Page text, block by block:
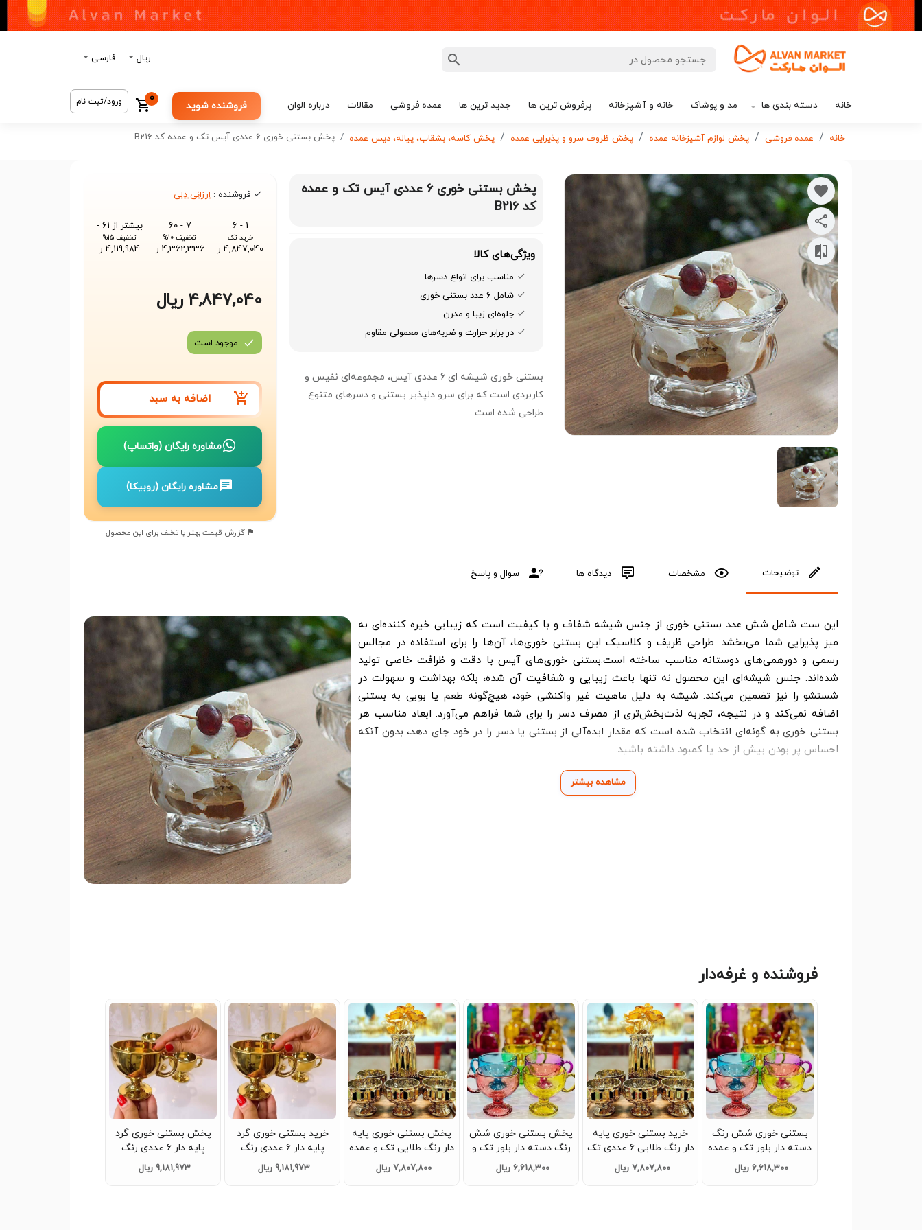
ریال فارسی
خانه دسته بندی ها مد و پوشاک خانه و آشپزخانه پرفروش ترین ها جدید ترین ها عمده فروشی مقالات درباره الوان فروشنده شوید
0 ورود/ثبت نام
خانه عمده فروشی پخش لوازم آشپزخانه عمده پخش ظروف سرو و پذیرایی عمده پخش کاسه، بشقاب، پیاله، دیس عمده پخش بستنی خوری 6 عددی آیس تک و عمده کد B216
پخش بستنی خوری 6 عددی آیس تک و عمده
کد B216
ویژگی‌های کالا
مناسب برای انواع دسرها
شامل ۶ عدد بستنی خوری
جلوه‌ای زیبا و مدرن
در برابر حرارت و ضربه‌های معمولی مقاوم
بستنی خوری شیشه ای 6 عددی آیس، مجموعه‌ای نفیس و
کاربردی است که برای سرو دلپذیر بستنی و دسرهای متنوع
طراحی شده است
فروشنده : ارزانی دلی
1 - 6
خرید تک
4,847,040 ر
7 - 60
تخفیف 10%
4,362,336 ر
بیشتر از 61 -
تخفیف 15%
4,119,984 ر
4,847,040 ریال
موجود است
اضافه به سبد
مشاوره رایگان (واتساپ)
مشاوره رایگان (روبیکا)
گزارش قیمت بهتر یا تخلف برای این محصول
توضیحات مشخصات دیدگاه ها سوال و پاسخ
این ست شامل شش عدد بستنی خوری از جنس شیشه شفاف و با کیفیت است که زیبایی خیره کننده‌ای به
میز پذیرایی شما می‌بخشد. طراحی ظریف و کلاسیک این بستنی خوری‌ها، آن‌ها را برای استفاده در مجالس
رسمی و دورهمی‌های دوستانه مناسب ساخته است.بستنی خوری‌های آیس با دقت و ظرافت خاصی تولید
شده‌اند. جنس شیشه‌ای این محصول نه تنها باعث زیبایی و شفافیت آن شده، بلکه بهداشت و سهولت در
شستشو را نیز تضمین می‌کند. شیشه به دلیل ماهیت غیر واکنشی خود، هیچ‌گونه طعم یا بویی به بستنی
اضافه نمی‌کند و در نتیجه، تجربه لذت‌بخش‌تری از مصرف دسر را برای شما فراهم می‌آورد. ابعاد مناسب هر
بستنی خوری به گونه‌ای انتخاب شده است که مقدار ایده‌آلی از بستنی یا دسر را در خود جای دهد، بدون آنکه
احساس پر بودن بیش از حد یا کمبود داشته باشید.
مشاهده بیشتر
فروشنده و غرفه‌دار
بستنی خوری شش رنگ
دسته دار بلور تک و عمده
کدP539
6,618,300 ریال
خرید بستنی خوری پایه
دار رنگ طلایی 6 عددی تک
و عمده کد Z669
7,807,800 ریال
پخش بستنی خوری شش
رنگ دسته دار بلور تک و
عمده کدP539
6,618,300 ریال
پخش بستنی خوری پایه
دار رنگ طلایی تک و عمده
کد Z670
7,807,800 ریال
خرید بستنی خوری گرد
پایه دار ۶ عددی رنگ
طلایی تک و عمده کد Z671
9,181,973 ریال
پخش بستنی خوری گرد
پایه دار ۶ عددی رنگ
طلایی تک و عمده کد
Z672
9,181,973 ریال